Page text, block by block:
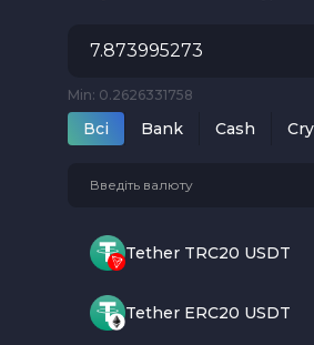
Min: 0.2626331758
Всi Bank Cash
Tether TRC20 USDT
Tether ERC20 USDT